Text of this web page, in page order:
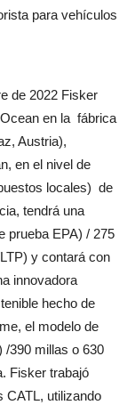
para vehículos
de 2022 Fisker
en la fábrica
Austria),
en el nivel de
locales) de
tendrá una
prueba EPA) / 275
y contará con
innovadora
hecho de
el modelo de
/390 millas o 630
Fisker trabajó
CATL, utilizando